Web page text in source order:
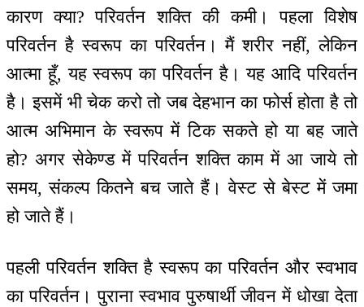
कारण क्या? परिवर्तन शक्ति की कमी। पहला विशेष
परिवर्तन है स्वरूप का परिवर्तन। मैं शरीर नहीं, लेकिन
आत्मा हूँ, यह स्वरूप का परिवर्तन है। यह आदि परिवर्तन
है। इसमें भी चेक करो तो जब देहभान का फोर्स होता है तो
आत्म अभिमान के स्वरूप में टिक सकते हो या बह जाते
हो? अगर सेकेण्ड में परिवर्तन शक्ति काम में आ जाये तो
समय, संकल्प कितने बच जाते हैं। वेस्ट से बेस्ट में जमा
हो जाते हैं।
पहली परिवर्तन शक्ति है स्वरूप का परिवर्तन और स्वभाव
का परिवर्तन। पुराना स्वभाव पुरुषार्थी जीवन में धोखा देता